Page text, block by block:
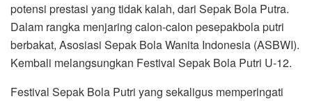
potensi prestasi yang tidak kalah, dari Sepak Bola Putra.
Dalam rangka menjaring calon-calon pesepakbola putri
berbakat, Asosiasi Sepak Bola Wanita Indonesia (ASBWI).
Kembali melangsungkan Festival Sepak Bola Putri U-12.
Festival Sepak Bola Putri yang sekaligus memperingati